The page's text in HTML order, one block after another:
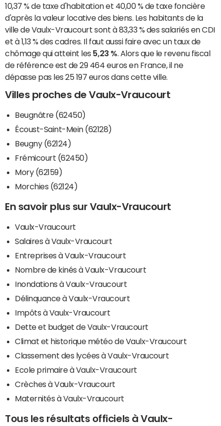
10,37 % de taxe d'habitation et 40,00 % de taxe foncière
d'après la valeur locative des biens. Les habitants de la
ville de Vaulx-Vraucourt sont à 83,33 % des salariés en CDI
et à 1,13 % des cadres. Il faut aussi faire avec un taux de
chômage qui atteint les 5,23 % . Alors que le revenu fiscal
de référence est de 29 464 euros en France, il ne
dépasse pas les 25 197 euros dans cette ville.
Villes proches de Vaulx-Vraucourt
Beugnâtre (62450)
Écoust-Saint-Mein (62128)
Beugny (62124)
Frémicourt (62450)
Mory (62159)
Morchies (62124)
En savoir plus sur Vaulx-Vraucourt
Vaulx-Vraucourt
Salaires à Vaulx-Vraucourt
Entreprises à Vaulx-Vraucourt
Nombre de kinés à Vaulx-Vraucourt
Inondations à Vaulx-Vraucourt
Délinquance à Vaulx-Vraucourt
Impôts à Vaulx-Vraucourt
Dette et budget de Vaulx-Vraucourt
Climat et historique météo de Vaulx-Vraucourt
Classement des lycées à Vaulx-Vraucourt
Ecole primaire à Vaulx-Vraucourt
Crèches à Vaulx-Vraucourt
Maternités à Vaulx-Vraucourt
Tous les résultats officiels à Vaulx-